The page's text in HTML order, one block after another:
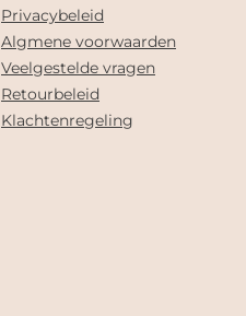
Privacybeleid
Algmene voorwaarden
Veelgestelde vragen
Retourbeleid
Klachtenregeling